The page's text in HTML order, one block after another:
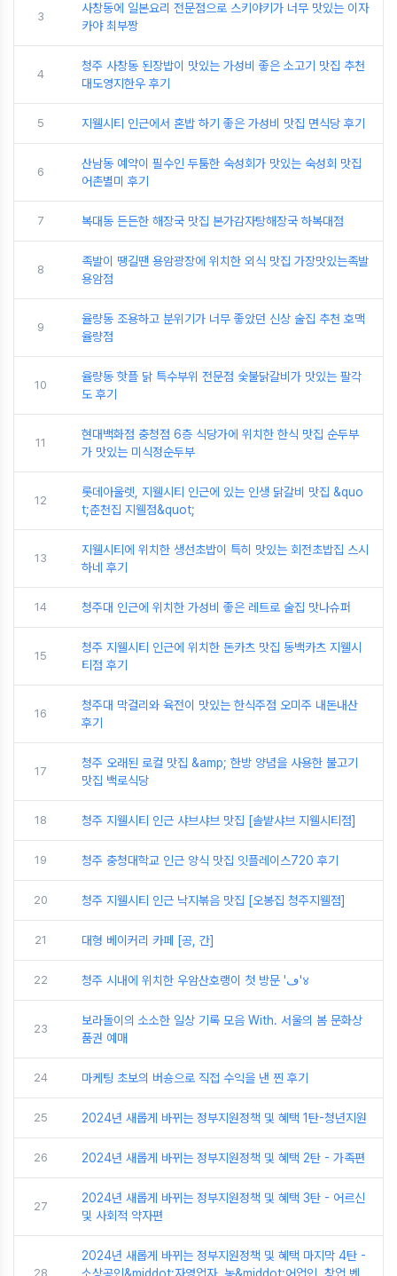
3
사창동에 일본요리 전문점으로 스키야키가 너무 맛있는 이자
카야 최부짱
4
청주 사창동 된장밥이 맛있는 가성비 좋은 소고기 맛집 추천
대도영지한우 후기
5 지웰시티 인근에서 혼밥 하기 좋은 가성비 맛집 면식당 후기
6
산남동 예약이 필수인 두툼한 숙성회가 맛있는 숙성회 맛집
어촌별미 후기
7 복대동 든든한 해장국 맛집 본가감자탕해장국 하복대점
8
족발이 땡길땐 용암광장에 위치한 외식 맛집 가장맛있는족발
용암점
9
율량동 조용하고 분위기가 너무 좋았던 신상 술집 추천 호맥
율량점
10
율량동 핫플 닭 특수부위 전문점 숯불닭갈비가 맛있는 팔각
도 후기
11
현대백화점 충청점 6층 식당가에 위치한 한식 맛집 순두부
가 맛있는 미식정순두부
12
롯데아울렛, 지웰시티 인근에 있는 인생 닭갈비 맛집 &quo
t;춘천집 지웰점&quot;
13
지웰시티에 위치한 생선초밥이 특히 맛있는 회전초밥집 스시
하네 후기
14 청주대 인근에 위치한 가성비 좋은 레트로 술집 맛나슈퍼
15
청주 지웰시티 인근에 위치한 돈카츠 맛집 동백카츠 지웰시
티점 후기
16
청주대 막걸리와 육전이 맛있는 한식주점 오미주 내돈내산
후기
17
청주 오래된 로컬 맛집 &amp; 한방 양념을 사용한 불고기
맛집 백로식당
18 청주 지웰시티 인근 샤브샤브 맛집 [솔밭샤브 지웰시티점]
19 청주 충청대학교 인근 양식 맛집 잇플레이스720 후기
20 청주 지웰시티 인근 낙지볶음 맛집 [오봉집 청주지웰점]
21 대형 베이커리 카페 [공, 간]
22 청주 시내에 위치한 우암산호랭이 첫 방문 'ڡ'४
23
보라돌이의 소소한 일상 기록 모음 With. 서울의 봄 문화상
품권 예매
24 마케팅 초보의 버숑으로 직접 수익을 낸 찐 후기
25 2024년 새롭게 바뀌는 정부지원정책 및 혜택 1탄-청년지원
26 2024년 새롭게 바뀌는 정부지원정책 및 혜택 2탄 - 가족편
27
2024년 새롭게 바뀌는 정부지원정책 및 혜택 3탄 - 어르신
및 사회적 약자편
28
2024년 새롭게 바뀌는 정부지원정책 및 혜택 마지막 4탄 -